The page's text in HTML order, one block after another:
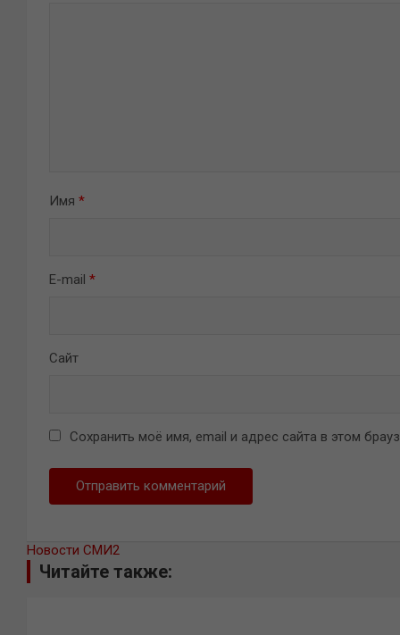
Имя *
E-mail *
Сайт
Сохранить моё имя, email и адрес сайта в этом
Новости СМИ2
Читайте также: